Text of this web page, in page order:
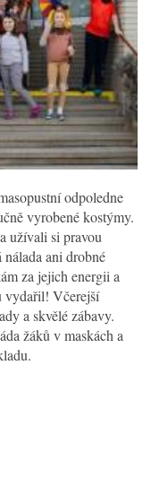
odpoledne
vyrobené kostýmy.
užívali si pravou
ani drobné
za jejich energii a
vydařil! Včerejší
a skvělé zábavy.
žáků v maskách a